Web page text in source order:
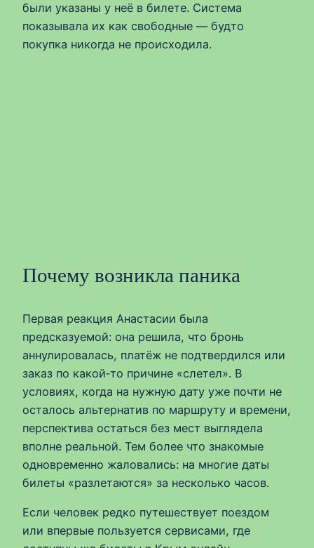
были указаны у неё в билете. Система
показывала их как свободные — будто
покупка никогда не происходила.
Почему возникла паника
Первая реакция Анастасии была
предсказуемой: она решила, что бронь
аннулировалась, платёж не подтвердился или
заказ по какой‑то причине «слетел». В
условиях, когда на нужную дату уже почти не
осталось альтернатив по маршруту и времени,
перспектива остаться без мест выглядела
вполне реальной. Тем более что знакомые
одновременно жаловались: на многие даты
билеты «разлетаются» за несколько часов.
Если человек редко путешествует поездом
или впервые пользуется сервисами, где